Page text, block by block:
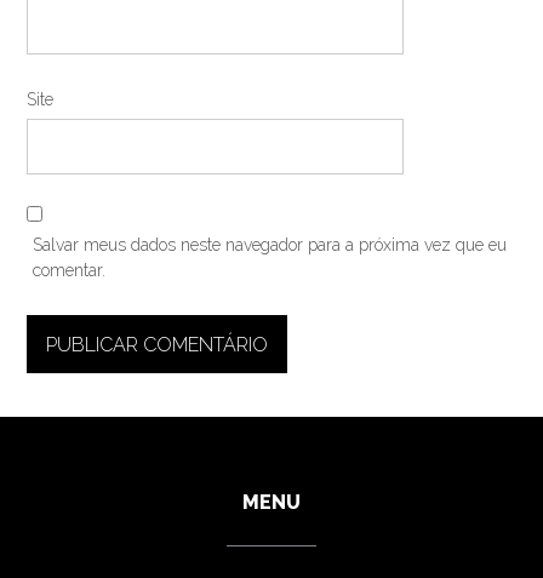
Site
Salvar meus dados neste navegador para a próxima vez que eu
comentar.
MENU